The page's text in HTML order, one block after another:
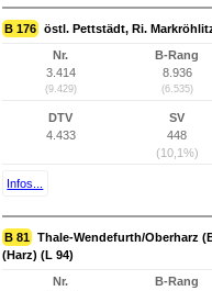
B 176 östl. Pettstädt, Ri.
Nr.
3.414
(9.429)
B-Rang
8.936
(6.535)
DTV
4.433
SV
448
(10,1%)
Infos...
B 81 Thale-Wendefurth/Oberharz
(Harz) (L 94)
Nr.
B-Rang